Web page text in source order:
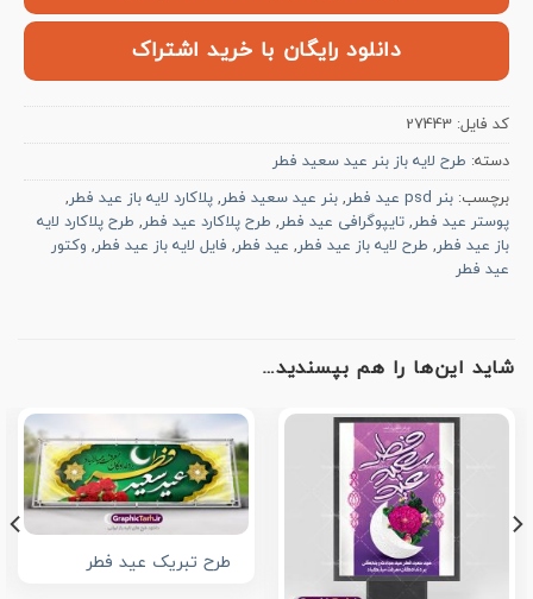
دانلود رایگان با خرید اشتراک
کد فایل: 27443
دسته: طرح لایه باز بنر عید سعید فطر
برچسب: بنر psd عید فطر , بنر عید سعید فطر, پلاکارد لایه باز عید فطر,
پوستر عید فطر, تایپوگرافی عید فطر, طرح پلاکارد عید فطر, طرح پلاکارد لایه
باز عید فطر, طرح لایه باز عید فطر, عید فطر, فایل لایه باز عید فطر, وکتور
عید فطر
شاید این‌ها را هم بپسندید…
طرح تبریک عید فطر